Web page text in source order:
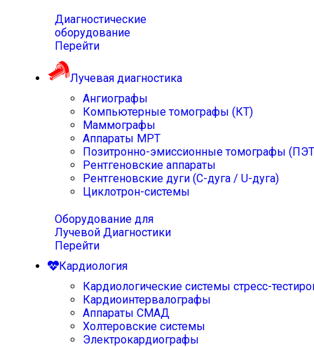
Диагностические
оборудование
Перейти
Лучевая диагностика
Ангиографы
Компьютерные томографы (КТ)
Маммографы
Аппараты МРТ
Позитронно-эмиссионные томографы
Рентгеновские аппараты
Рентгеновские дуги (С-дуга / U-дуга)
Циклотрон-системы
Оборудование для
Лучевой Диагностики
Перейти
Кардиология
Кардиологические системы стресс-
Кардиоинтервалографы
Аппараты СМАД
Холтеровские системы
Электрокардиографы